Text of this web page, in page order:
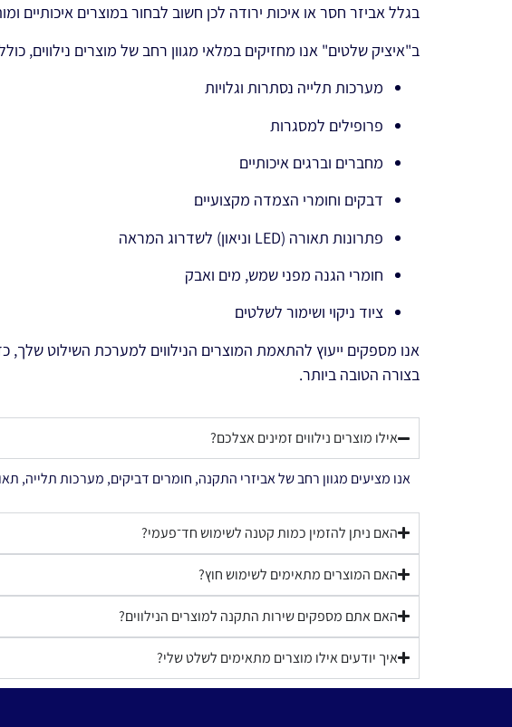
בגלל אביזר חסר או איכות ירודה לכן חשוב לבחור במוצרים איכותיים
ב"איציק שלטים" אנו מחזיקים במלאי מגוון רחב של מוצרים נילווים,
מערכות תלייה נסתרות וגלויות
פרופילים למסגרות
מחברים וברגים איכותיים
דבקים וחומרי הצמדה מקצועיים
פתרונות תאורה (LED וניאון) לשדרוג המראה
חומרי הגנה מפני שמש, מים ואבק
ציוד ניקוי ושימור לשלטים
אנו מספקים ייעוץ להתאמת המוצרים הנילווים למערכת השילוט
בצורה הטובה ביותר.
אילו מוצרים נילווים זמינים אצלכם?
אנו מציעים מגוון רחב של אביזרי התקנה, חומרים דביקים, מערכות תלייה,
האם ניתן להזמין כמות קטנה לשימוש חד־פעמי?
האם המוצרים מתאימים לשימוש חוץ?
האם אתם מספקים שירות התקנה למוצרים הנילווים?
איך יודעים אילו מוצרים מתאימים לשלט שלי?